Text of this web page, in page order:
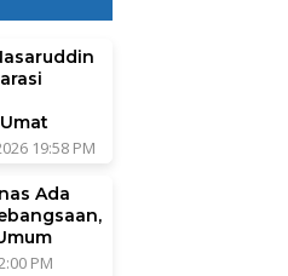
19:58 PM
Ada
PM